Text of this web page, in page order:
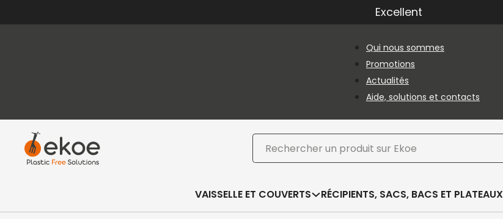
Excellent
Qui nous sommes
Promotions
Actualités
Aide, solutions et contacts
Rechercher
VAISSELLE ET COUVERTS RÉCIPIENTS, SACS, BACS ET PLATEAUX